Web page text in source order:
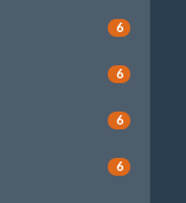
6
6
6
6